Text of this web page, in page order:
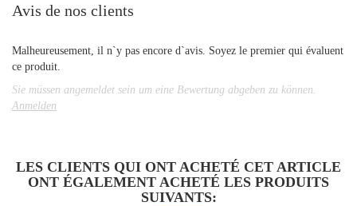
Avis de nos clients
Malheureusement, il n`y pas encore d`avis. Soyez le premier qui évaluent
ce produit.
Sie müssen angemeldet sein um eine Bewertung abgeben zu können.
Anmelden
LES CLIENTS QUI ONT ACHETÉ CET ARTICLE
ONT ÉGALEMENT ACHETÉ LES PRODUITS
SUIVANTS: